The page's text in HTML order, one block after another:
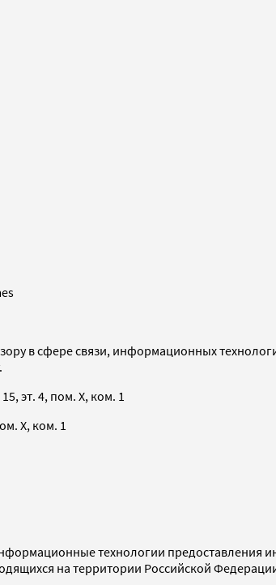
в сфере связи, информационных
эт. 4, пом. X, ком. 1
X, ком. 1
технологии предоставления
на территории Российской